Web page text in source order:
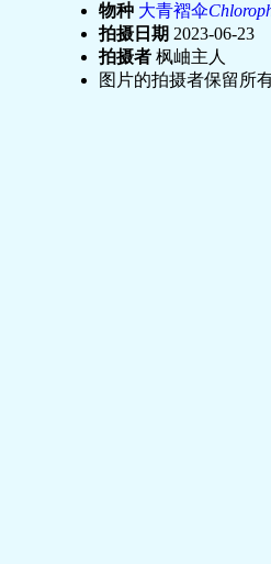
物种 大青褶伞
拍摄日期 2023-06-23
拍摄者 枫岫主人
图片的拍摄者保留所